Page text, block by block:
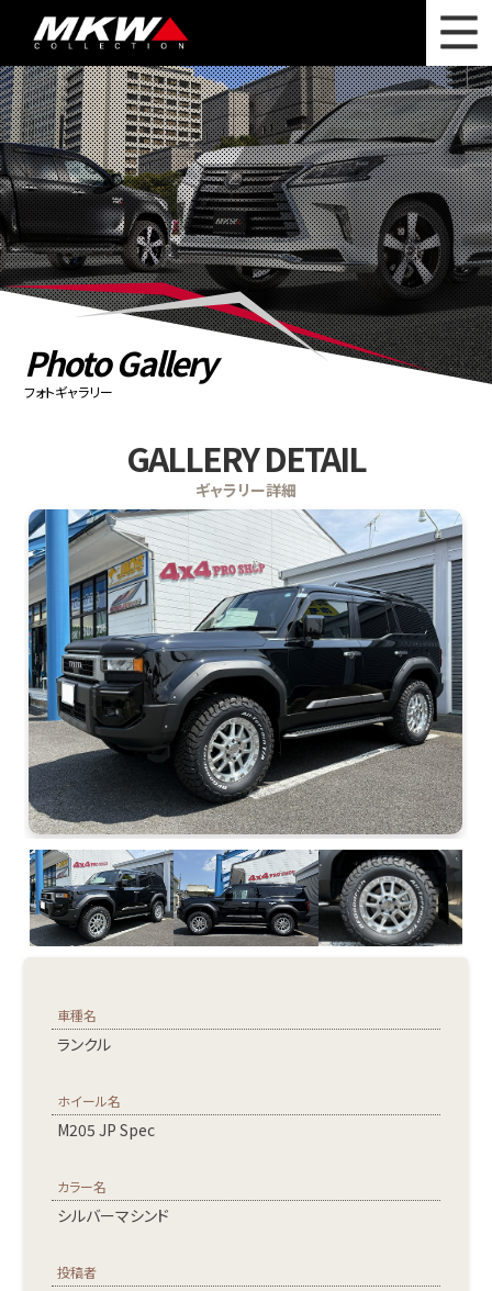
WHAT'S NEW ニュース
WHEEL LINEUP ホイールラインナップ
OTHER PRODUCT 関連製品
PHOTO GALLERY フォトギャラリー
カタログ請求
PRIVACY POLICY 個人情報保護方針
Photo Gallery
フォトギャラリー
GALLERY DETAIL
ギャラリー詳細
車種名
ランクル
ホイール名
M205 JP Spec
カラー名
シルバーマシンド
投稿者